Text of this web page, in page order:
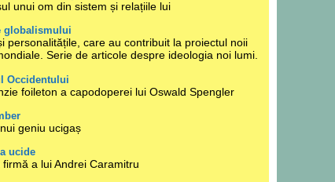
unui om din sistem și relațiile lui
globalismului
personalitățile, care au contribuit la proiectul noii
Serie de articole despre ideologia noi lumi.
Occidentului
foileton a capodoperei lui Oswald Spengler
geniu ucigaș
ucide
firmă a lui Andrei Caramitru